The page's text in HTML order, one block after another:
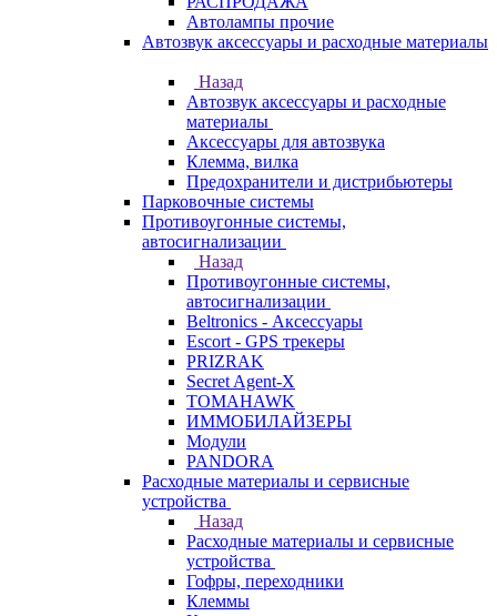
Автолампы прочие
Автозвук аксессуары и расходные материалы
Назад
Автозвук аксессуары и расходные
материалы
Аксессуары для автозвука
Клемма, вилка
Предохранители и дистрибьютеры
Парковочные системы
Противоугонные системы,
автосигнализации
Назад
Противоугонные системы,
автосигнализации
Beltronics - Аксессуары
Escort - GPS трекеры
PRIZRAK
Secret Agent-X
TOMAHAWK
ИММОБИЛАЙЗЕРЫ
Модули
PANDORA
Расходные материалы и сервисные
устройства
Назад
Расходные материалы и сервисные
устройства
Гофры, переходники
Клеммы